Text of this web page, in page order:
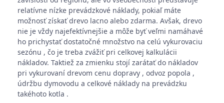
relatívne nízke prevádzkové náklady, pokiaľ máte
možnosť získať drevo lacno alebo zdarma. Avšak, drevo
nie je vždy najefektívnejšie a môže byť veľmi namáhavé
ho prichystať dostatočné množstvo na celú vykurovaciu
sezónu , čo je treba zvážiť pri celkovej kalkulácii
nákladov. Taktiež za zmienku stojí zarátať do nákladov
pri vykurovaní drevom cenu dopravy , odvoz popola ,
údržbu dymovodu a celkové náklady na prevádzku
takéhoto kotla .